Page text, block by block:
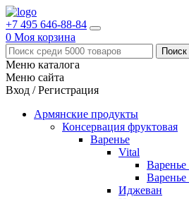
+7 495 646-88-84
0 Моя корзина
Меню каталога
Меню сайта
Вход / Регистрация
Армянские продукты
Консервация фруктовая
Варенье
Vital
Иджеван